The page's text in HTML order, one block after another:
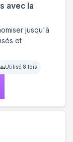
avec la
jusqu'à
et
Utilisé 8 fois